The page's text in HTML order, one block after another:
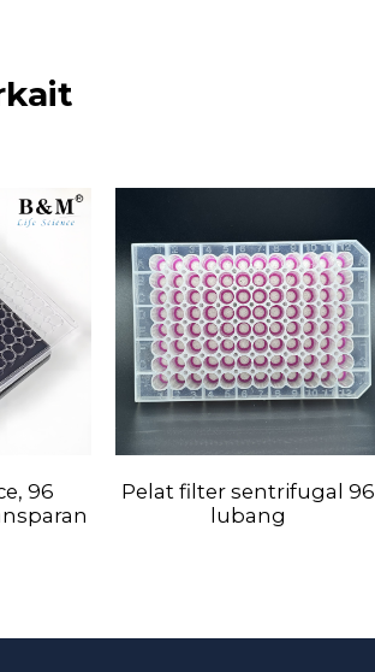
96
Pelat filter sentrifugal 96
lubang